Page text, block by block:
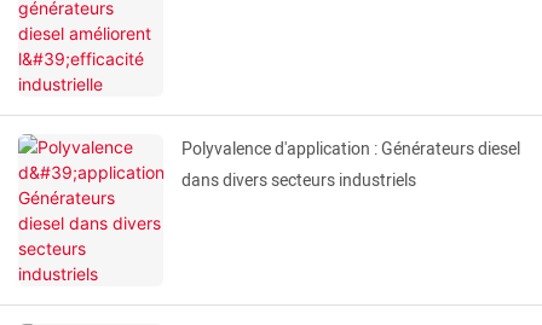
Polyvalence d'application : Générateurs diesel
dans divers secteurs industriels